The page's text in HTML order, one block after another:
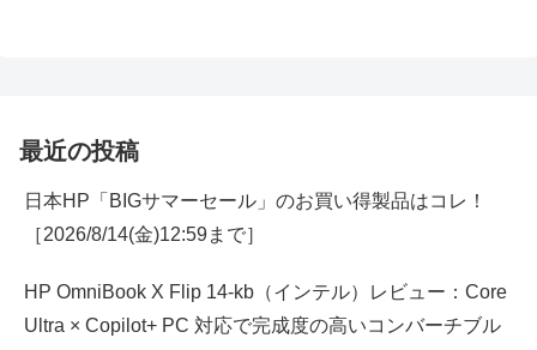
最近の投稿
日本HP「BIGサマーセール」のお買い得製品はコレ！
［2026/8/14(金)12:59まで］
HP OmniBook X Flip 14-kb（インテル）レビュー：Core
Ultra × Copilot+ PC 対応で完成度の高いコンバーチブル